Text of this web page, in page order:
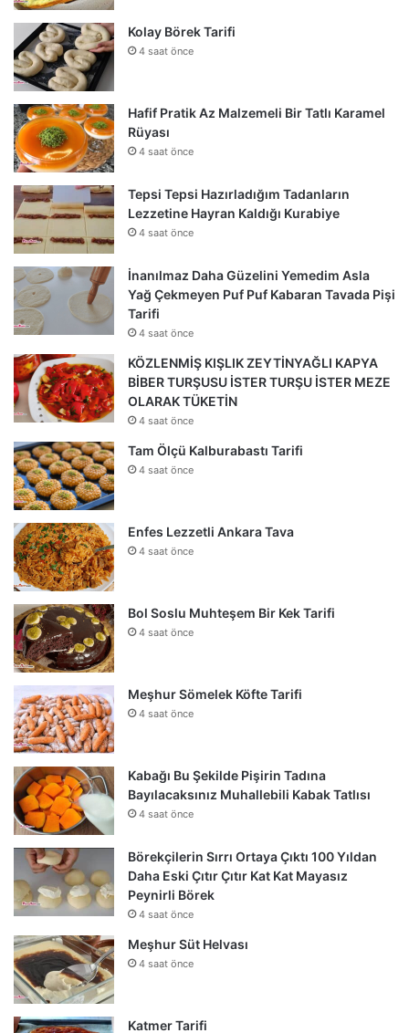
Kolay Börek Tarifi
4 saat önce
Hafif Pratik Az Malzemeli Bir Tatlı Karamel
Rüyası
4 saat önce
Tepsi Tepsi Hazırladığım Tadanların
Lezzetine Hayran Kaldığı Kurabiye
4 saat önce
İnanılmaz Daha Güzelini Yemedim Asla
Yağ Çekmeyen Puf Puf Kabaran Tavada Pişi
Tarifi
4 saat önce
KÖZLENMİŞ KIŞLIK ZEYTİNYAĞLI KAPYA
BİBER TURŞUSU İSTER TURŞU İSTER MEZE
OLARAK TÜKETİN
4 saat önce
Tam Ölçü Kalburabastı Tarifi
4 saat önce
Enfes Lezzetli Ankara Tava
4 saat önce
Bol Soslu Muhteşem Bir Kek Tarifi
4 saat önce
Meşhur Sömelek Köfte Tarifi
4 saat önce
Kabağı Bu Şekilde Pişirin Tadına
Bayılacaksınız Muhallebili Kabak Tatlısı
4 saat önce
Börekçilerin Sırrı Ortaya Çıktı 100 Yıldan
Daha Eski Çıtır Çıtır Kat Kat Mayasız
Peynirli Börek
4 saat önce
Meşhur Süt Helvası
4 saat önce
Katmer Tarifi